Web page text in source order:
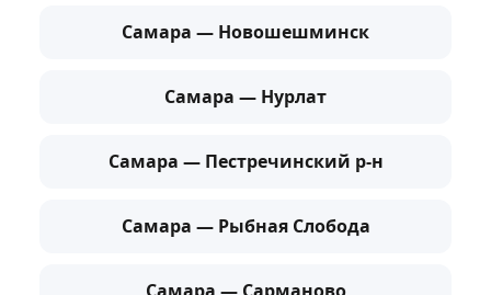
Самара — Новошешминск
Самара — Нурлат
Самара — Пестречинский р-н
Самара — Рыбная Слобода